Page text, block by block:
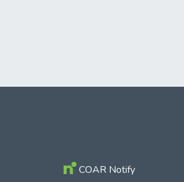
COAR Notify